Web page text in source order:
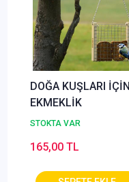
DOĞA KUŞLARI İÇİN
EKMEKLİK
STOKTA VAR
165,00 TL